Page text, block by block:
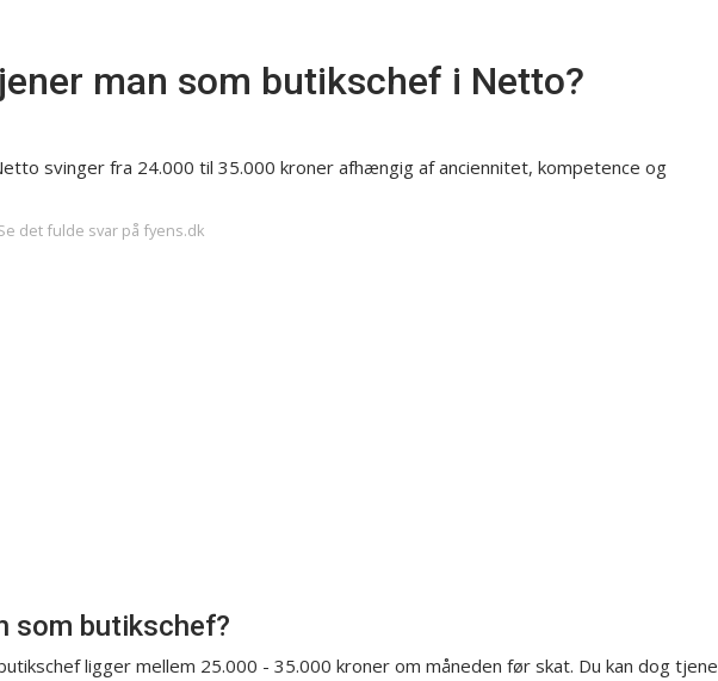
man som butikschef i Netto?
svinger fra 24.000 til 35.000 kroner afhængig af anciennitet, kompetence og
det fulde svar på fyens.dk
som butikschef?
ligger mellem 25.000 - 35.000 kroner om måneden før skat. Du kan dog tjene